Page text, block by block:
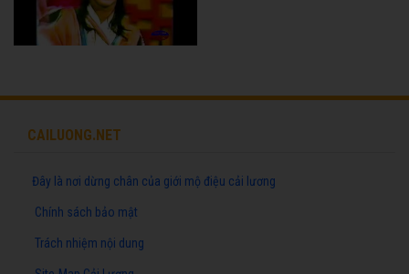
CAILUONG.NET
Đây là nơi dừng chân của giới mộ điệu cải lương
Chính sách bảo mật
Trách nhiệm nội dung